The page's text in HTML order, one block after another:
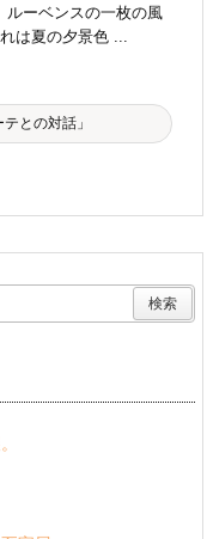
ルーベンスの一枚の風
は夏の夕景色 ...
との対話」